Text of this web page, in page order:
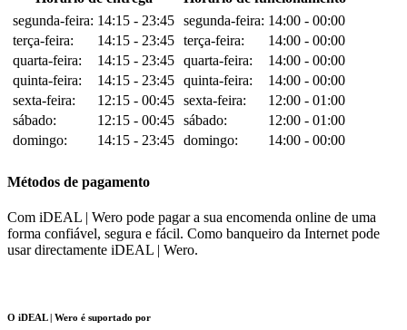
segunda-feira: 14:15 - 23:45
terça-feira:
14:15 - 23:45
quarta-feira:
14:15 - 23:45
quinta-feira:
14:15 - 23:45
sexta-feira:
12:15 - 00:45
sábado:
12:15 - 00:45
domingo:
14:15 - 23:45
segunda-feira: 14:00 - 00:00
terça-feira:
14:00 - 00:00
quarta-feira:
14:00 - 00:00
quinta-feira:
14:00 - 00:00
sexta-feira:
12:00 - 01:00
sábado:
12:00 - 01:00
domingo:
14:00 - 00:00
Métodos de pagamento
Com iDEAL | Wero pode pagar a sua encomenda online de uma
forma confiável, segura e fácil. Como banqueiro da Internet pode
usar directamente iDEAL | Wero.
O iDEAL | Wero é suportado por